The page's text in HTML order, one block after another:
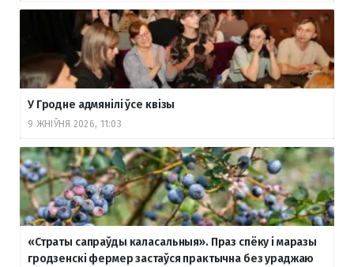
У Гродне адмянілі ўсе квізы
9 ЖНІЎНЯ 2026, 11:03
«Страты сапраўды каласальныя». Праз спёку і маразы
гродзенскі фермер застаўся практычна без ураджаю